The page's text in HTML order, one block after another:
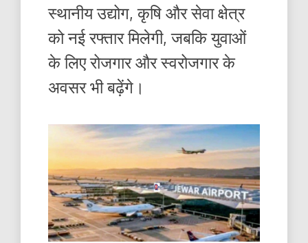
स्थानीय उद्योग, कृषि और सेवा क्षेत्र
को नई रफ्तार मिलेगी, जबकि युवाओं
के लिए रोजगार और स्वरोजगार के
अवसर भी बढ़ेंगे।